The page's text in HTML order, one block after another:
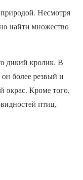
Несмотря
найти множество
дикий кролик. В
более резвый и
окрас. Кроме того,
птиц,